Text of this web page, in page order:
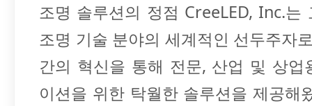
조명 솔루션의 정점 CreeLED, Inc.는
조명 기술 분야의 세계적인 선두주자
간의 혁신을 통해 전문, 산업 및 상업
이션을 위한 탁월한 솔루션을 제공해